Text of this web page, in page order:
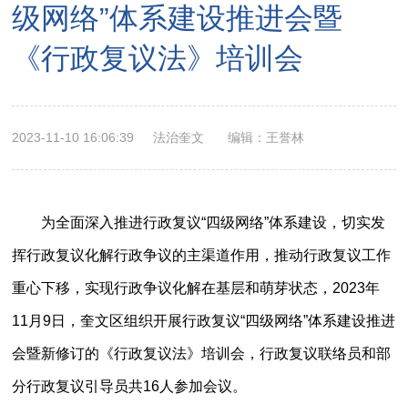
级网络”体系建设推进会暨
《行政复议法》培训会
2023-11-10 16:06:39 法治奎文 编辑：王誉林
为全面深入推进行政复议“四级网络”体系建设，切实发
挥行政复议化解行政争议的主渠道作用，推动行政复议工作
重心下移，实现行政争议化解在基层和萌芽状态，2023年
11月9日，奎文区组织开展行政复议“四级网络”体系建设推进
会暨新修订的《行政复议法》培训会，行政复议联络员和部
分行政复议引导员共16人参加会议。